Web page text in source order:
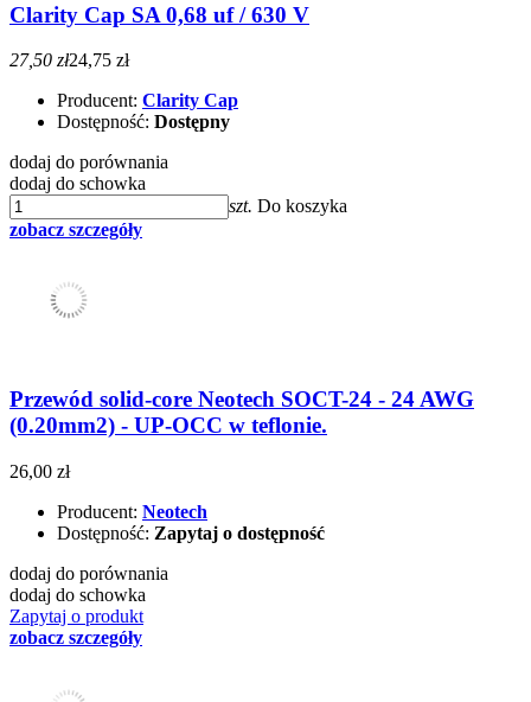
Clarity Cap SA 0,68 uf / 630 V
27,50 zł24,75 zł
Producent: Clarity Cap
Dostępność: Dostępny
dodaj do porównania
dodaj do schowka
szt. Do koszyka
zobacz szczegóły
Przewód solid-core Neotech SOCT-24 - 24 AWG
(0.20mm2) - UP-OCC w teflonie.
26,00 zł
Producent: Neotech
Dostępność: Zapytaj o dostępność
dodaj do porównania
dodaj do schowka
Zapytaj o produkt
zobacz szczegóły